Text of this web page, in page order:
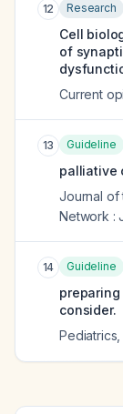
12 Research
Cell
of
Current
13 Guideline
palliative
Journal of
Network :
14 Guideline
consider.
Pediatrics